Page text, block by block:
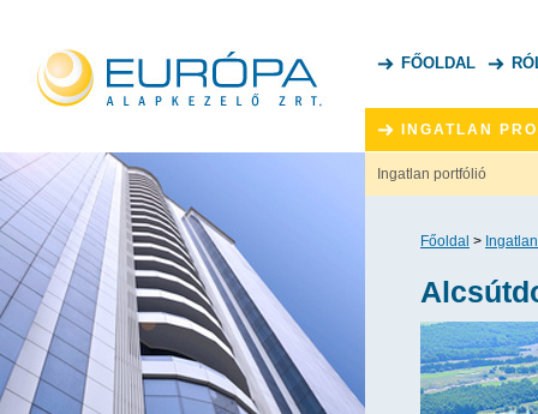
FŐOLDAL
INGATLAN
Ingatlan portfólió
Főoldal >